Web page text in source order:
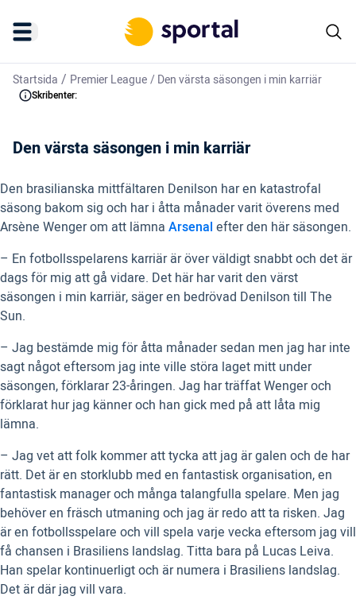
Startsida / Premier League/Den värsta säsongen i min karriär
Skribenter:
Den värsta säsongen i min karriär
Den brasilianska mittfältaren Denilson har en katastrofal
säsong bakom sig och har i åtta månader varit överens med
Arsène Wenger om att lämna Arsenal efter den här säsongen.
– En fotbollsspelarens karriär är över väldigt snabbt och det är
dags för mig att gå vidare. Det här har varit den värst
säsongen i min karriär, säger en bedrövad Denilson till The
Sun.
– Jag bestämde mig för åtta månader sedan men jag har inte
sagt något eftersom jag inte ville störa laget mitt under
säsongen, förklarar 23-åringen. Jag har träffat Wenger och
förklarat hur jag känner och han gick med på att låta mig
lämna.
– Jag vet att folk kommer att tycka att jag är galen och de har
rätt. Det är en storklubb med en fantastisk organisation, en
fantastisk manager och många talangfulla spelare. Men jag
behöver en fräsch utmaning och jag är redo att ta risken. Jag
är en fotbollsspelare och vill spela varje vecka eftersom jag vill
få chansen i Brasiliens landslag. Titta bara på Lucas Leiva.
Han spelar kontinuerligt och är numera i Brasiliens landslag.
Det är där jag vill vara.